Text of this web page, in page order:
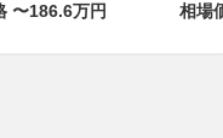
〜186.6万円 相場